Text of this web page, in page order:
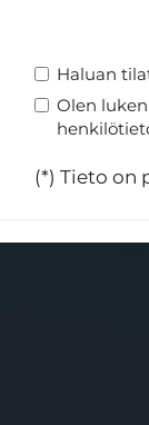
Haluan
Olen
(*) Tieto on